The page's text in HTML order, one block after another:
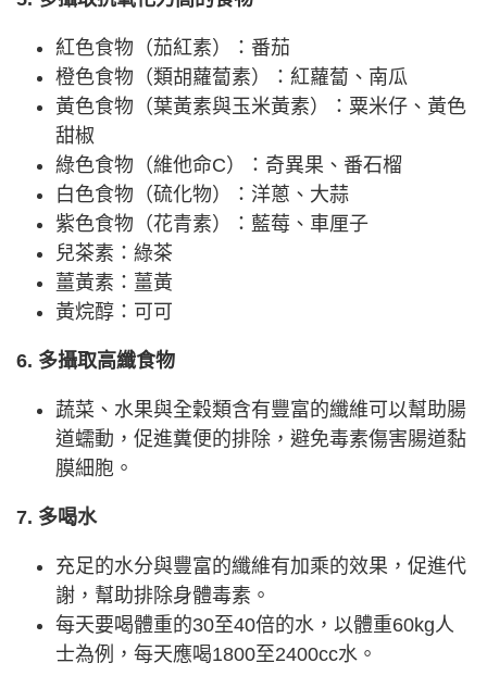
紅色食物（茄紅素）：番茄
橙色食物（類胡蘿蔔素）：紅蘿蔔、南瓜
黃色食物（葉黃素與玉米黃素）：粟米仔、黃色
甜椒
綠色食物（維他命C）：奇異果、番石榴
白色食物（硫化物）：洋蔥、大蒜
紫色食物（花青素）：藍莓、車厘子
兒茶素：綠茶
薑黃素：薑黃
黃烷醇：可可
6. 多攝取高纖食物
蔬菜、水果與全穀類含有豐富的纖維可以幫助腸
道蠕動，促進糞便的排除，避免毒素傷害腸道黏
膜細胞。
7. 多喝水
充足的水分與豐富的纖維有加乘的效果，促進代
謝，幫助排除身體毒素。
每天要喝體重的30至40倍的水，以體重60kg人
士為例，每天應喝1800至2400cc水。